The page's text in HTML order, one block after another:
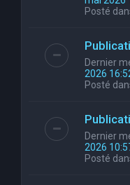
Posté
Dernier
2026
Posté
Dernier
2026
Posté